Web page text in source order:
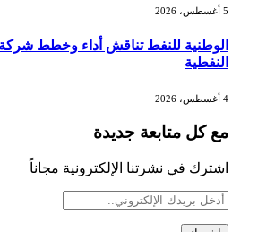
الوطنية للنفط تناقش أداء وخطط شركة
النفطية
مع كل متابعة جديدة
اشترك في نشرتنا الإلكترونية مجاناً